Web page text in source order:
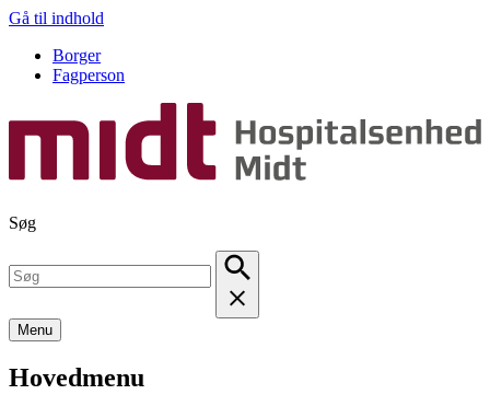
Gå til indhold
Borger
Fagperson
Søg
Menu
Hovedmenu